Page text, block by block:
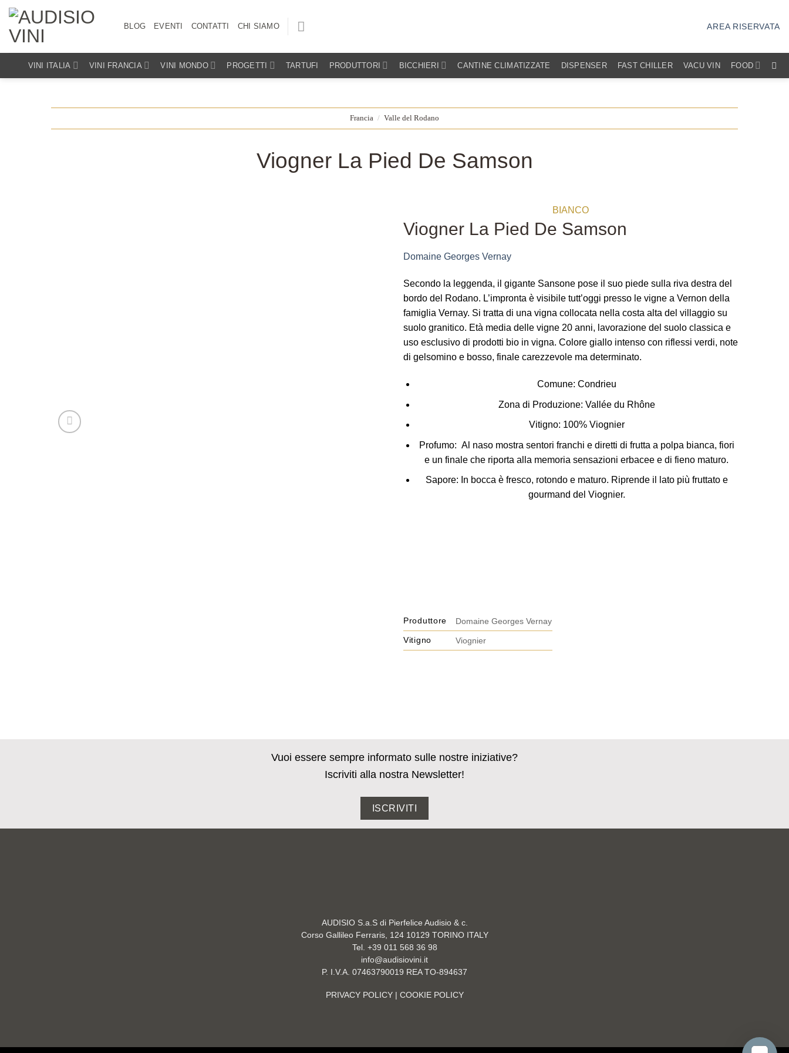
Salta
contenuti
BLOG EVENTI CONTATTI CHI SIAMO AREA RISERVATA
VINI ITALIA VINI FRANCIA VINI MONDO PROGETTI TARTUFI PRODUTTORI BICCHIERI CANTINE CLIMATIZZATE DISPENSER FAST CHILLER VACU VIN FOOD
Francia / Valle del Rodano
Viogner La Pied De Samson
BIANCO
Viogner La Pied De Samson
Domaine Georges Vernay
Secondo la leggenda, il gigante Sansone pose il suo piede sulla riva destra del
bordo del Rodano. L’impronta è visibile tutt’oggi presso le vigne a Vernon della
famiglia Vernay. Si tratta di una vigna collocata nella costa alta del villaggio su
suolo granitico. Età media delle vigne 20 anni, lavorazione del suolo classica e
uso esclusivo di prodotti bio in vigna. Colore giallo intenso con riflessi verdi, note
di gelsomino e bosso, finale carezzevole ma determinato.
Comune: Condrieu
Zona di Produzione: Vallée du Rhône
Vitigno: 100% Viognier
Profumo: Al naso mostra sentori franchi e diretti di frutta a polpa bianca, fiori
e un finale che riporta alla memoria sensazioni erbacee e di fieno maturo.
Sapore: In bocca è fresco, rotondo e maturo. Riprende il lato più fruttato e
gourmand del Viognier.
Produttore
Domaine Georges Vernay
Vitigno
Viognier
Vuoi essere sempre informato sulle nostre iniziative?
Iscriviti alla nostra Newsletter!
ISCRIVITI
AUDISIO S.a.S di Pierfelice Audisio & c.
Corso Gallileo Ferraris, 124 10129 TORINO ITALY
Tel. +39 011 568 36 98
info@audisiovini.it
P. I.V.A. 07463790019 REA TO-894637
PRIVACY POLICY| COOKIE POLICY